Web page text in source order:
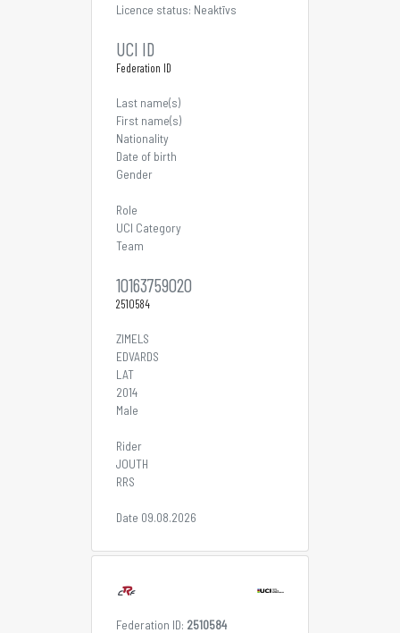
Licence status: Neaktīvs
UCI ID
Federation ID
Last name(s)
First name(s)
Nationality
Date of birth
Gender
Role
UCI Category
Team
10163759020
2510584
ZIMELS
EDVARDS
LAT
2014
Male
Rider
JOUTH
RRS
Date 09.08.2026
Federation ID: 2510584